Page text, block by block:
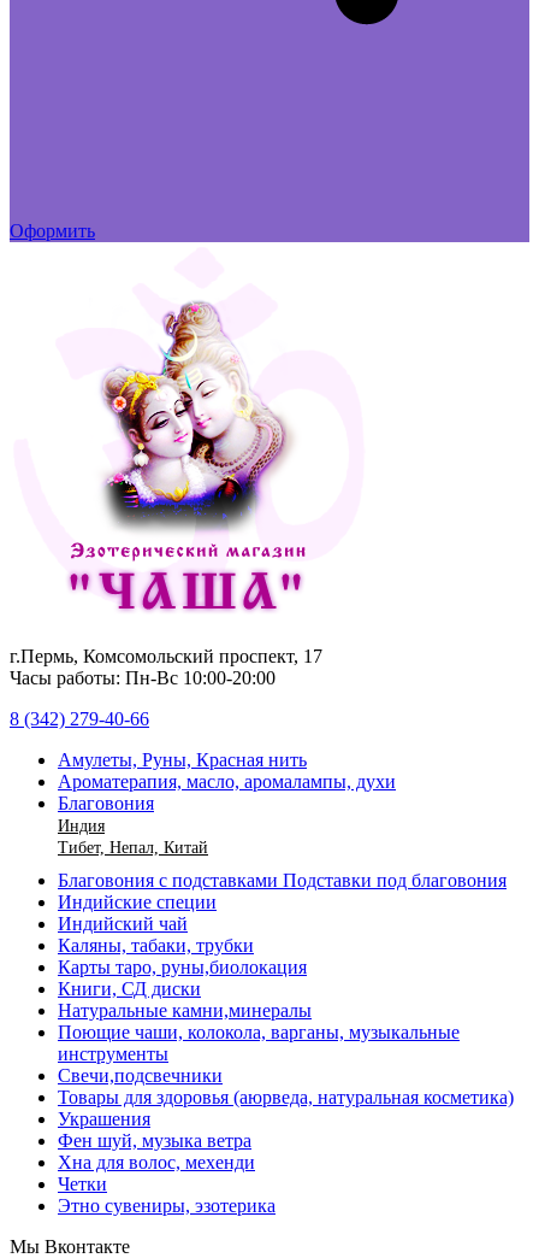
Оформить
г.Пермь, Комсомольский проспект, 17
Часы работы: Пн-Вс 10:00-20:00
8 (342) 279-40-66
Амулеты, Руны, Красная нить
Ароматерапия, масло, аромалампы, духи
Благовония
Индия
Тибет, Непал, Китай
Благовония с подставками Подставки под благовония
Индийские специи
Индийский чай
Каляны, табаки, трубки
Карты таро, руны,биолокация
Книги, СД диски
Натуральные камни,минералы
Поющие чаши, колокола, варганы, музыкальные
инструменты
Свечи,подсвечники
Товары для здоровья (аюрведа, натуральная косметика)
Украшения
Фен шуй, музыка ветра
Хна для волос, мехенди
Четки
Этно сувениры, эзотерика
Мы Вконтакте